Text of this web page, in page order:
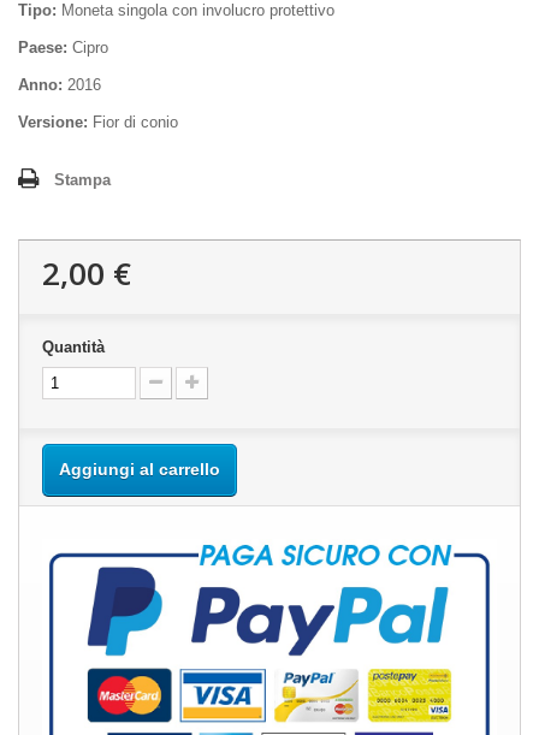
Tipo: Moneta singola con involucro protettivo
Paese: Cipro
Anno: 2016
Versione: Fior di conio
Stampa
2,00 €
Quantità
Aggiungi al carrello